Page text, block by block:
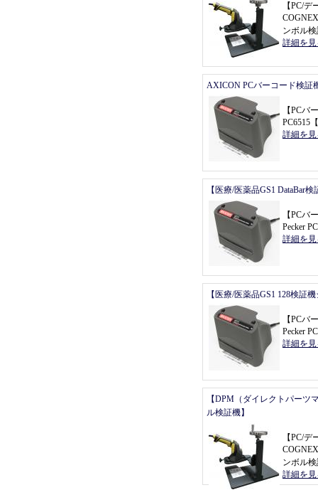
【PC/デ
ンボル
詳細を
AXICON PCバーコード検証
【PCバ
PC6515 【
詳細を
【医療/医薬品GS1 DataBar
【PCバ
Pecker
詳細を
【医療/医薬品GS1 128検証
【PCバ
Pecker
詳細を
【DPM（ダイレクトパーツ
ル検証機】
【PC/デ
ンボル
詳細を